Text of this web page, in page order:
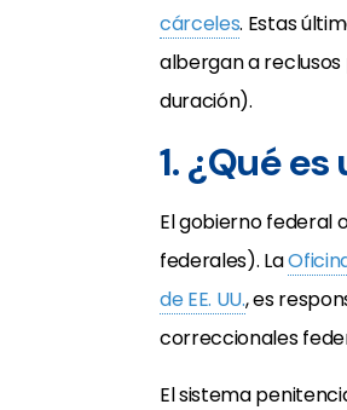
cárceles. Estas
albergan a
duración).
1. ¿Qué
El gobierno federal
federales). La
de EE. UU., es
correccionales
El sistema